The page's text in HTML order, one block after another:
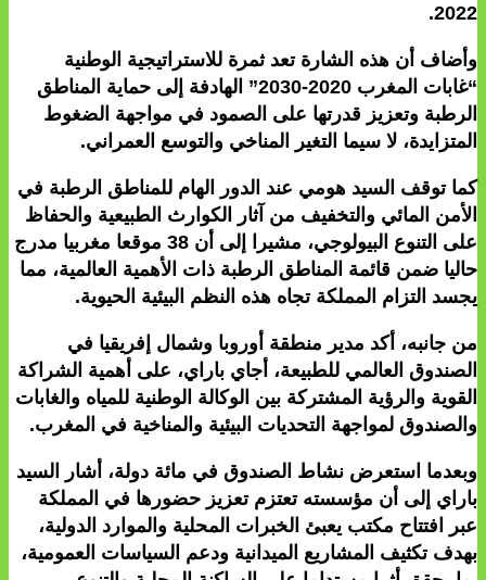
2022.
وأضاف أن هذه الشارة تعد ثمرة للاستراتيجية الوطنية
“غابات المغرب 2020-2030” الهادفة إلى حماية المناطق
الرطبة وتعزيز قدرتها على الصمود في مواجهة الضغوط
المتزايدة، لا سيما التغير المناخي والتوسع العمراني.
كما توقف السيد هومي عند الدور الهام للمناطق الرطبة في
الأمن المائي والتخفيف من آثار الكوارث الطبيعية والحفاظ
على التنوع البيولوجي، مشيرا إلى أن 38 موقعا مغربيا مدرج
حاليا ضمن قائمة المناطق الرطبة ذات الأهمية العالمية، مما
يجسد التزام المملكة تجاه هذه النظم البيئية الحيوية.
من جانبه، أكد مدير منطقة أوروبا وشمال إفريقيا في
الصندوق العالمي للطبيعة، أجاي باراي، على أهمية الشراكة
القوية والرؤية المشتركة بين الوكالة الوطنية للمياه والغابات
والصندوق لمواجهة التحديات البيئية والمناخية في المغرب.
وبعدما استعرض نشاط الصندوق في مائة دولة، أشار السيد
باراي إلى أن مؤسسته تعتزم تعزيز حضورها في المملكة
عبر افتتاح مكتب يعبئ الخبرات المحلية والموارد الدولية،
بهدف تكثيف المشاريع الميدانية ودعم السياسات العمومية،